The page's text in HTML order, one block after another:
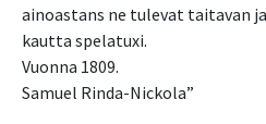
ainoastans ne tulevat taitavan
kautta spelatuxi.
Vuonna 1809.
Samuel Rinda-Nickola”